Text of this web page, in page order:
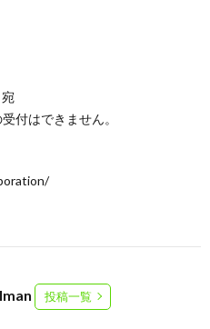
付はできません。
投稿一覧